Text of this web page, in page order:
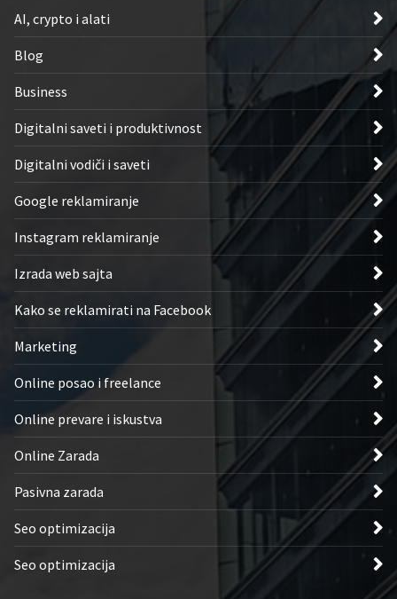
AI, crypto i alati
Blog
Business
Digitalni saveti i produktivnost
Digitalni vodiči i saveti
Google reklamiranje
Instagram reklamiranje
Izrada web sajta
Kako se reklamirati na Facebook
Marketing
Online posao i freelance
Online prevare i iskustva
Online Zarada
Pasivna zarada
Seo optimizacija
Seo optimizacija